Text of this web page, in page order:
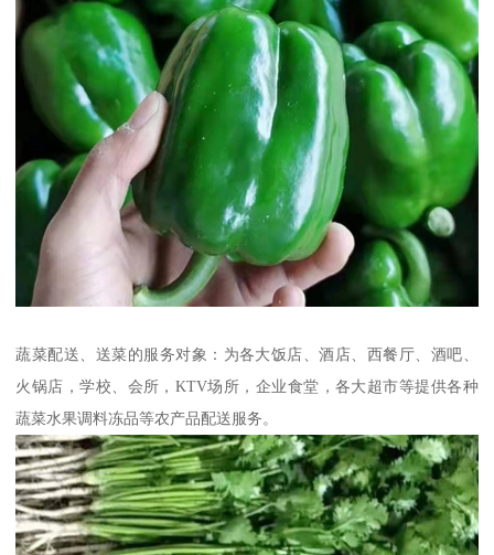
蔬菜配送、送菜的服务对象：为各大饭店、酒店、西餐厅、酒吧、
火锅店，学校、会所，KTV场所，企业食堂，各大超市等提供各种
蔬菜水果调料冻品等农产品配送服务。